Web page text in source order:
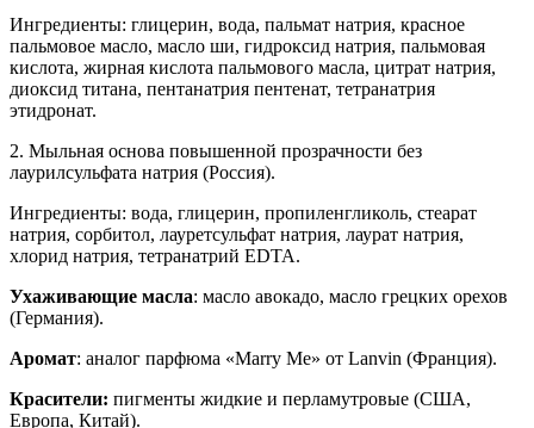
Ингредиенты: глицерин, вода, пальмат натрия, красное
пальмовое масло, масло ши, гидроксид натрия, пальмовая
кислота, жирная кислота пальмового масла, цитрат натрия,
диоксид титана, пентанатрия пентенат, тетранатрия
этидронат.
2. Мыльная основа повышенной прозрачности без
лаурилсульфата натрия (Россия).
Ингредиенты: вода, глицерин, пропиленгликоль, стеарат
натрия, сорбитол, лауретсульфат натрия, лаурат натрия,
хлорид натрия, тетранатрий EDTA.
Ухаживающие масла: масло авокадо, масло грецких орехов
(Германия).
Аромат: аналог парфюма «Marry Me» от Lanvin (Франция).
Красители: пигменты жидкие и перламутровые (США,
Европа, Китай).